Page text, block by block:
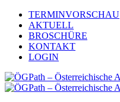
Zum
Inhalt
springen
TERMINVORSCHAU
AKTUELL
BROSCHÜRE
KONTAKT
LOGIN